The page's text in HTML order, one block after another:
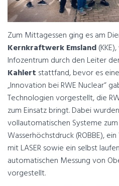
Zum Mittagessen ging es am
Kernkraftwerk Emsland
Infozentrum durch den Leiter
Kahlert stattfand, bevor es
„Innovation bei RWE Nuclear“
Technologien vorgestellt, die
zum Einsatz bringt. Dabei
vollautomatischen Systeme
Wasserhöchstdruck (ROBBE),
mit LASER sowie ein selbst
automatischen Messung von
vorgestellt.